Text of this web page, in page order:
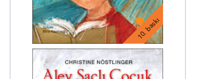
10. baskı